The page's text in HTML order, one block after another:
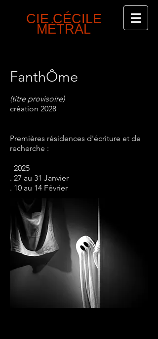
CIECIE
CIE CÉCILE
MÉTRAL
FanthÔme
(titre provisoire)
création 2028
Premières résidences d'écriture et de
recherche :
2025​
. 27 au 31 Janvier
. 10 au 14 Février